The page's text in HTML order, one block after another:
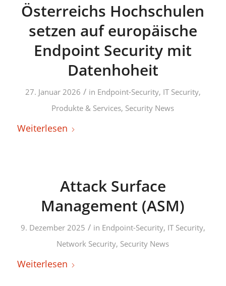
Österreichs Hochschulen
setzen auf europäische
Endpoint Security mit
Datenhoheit
27. Januar 2026 / in Endpoint-Security, IT Security,
Produkte & Services, Security News
Weiterlesen
Attack Surface
Management (ASM)
9. Dezember 2025 / in Endpoint-Security, IT Security,
Network Security, Security News
Weiterlesen